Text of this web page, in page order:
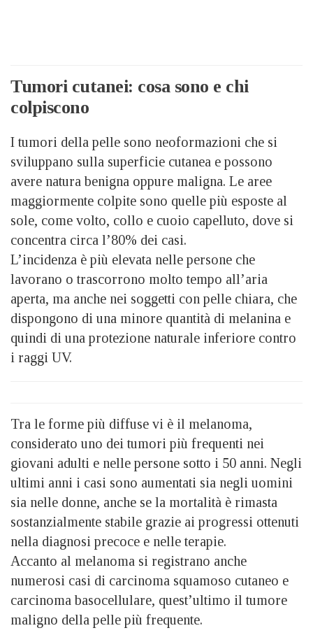
Tumori cutanei: cosa sono e chi
colpiscono
I tumori della pelle sono neoformazioni che si
sviluppano sulla superficie cutanea e possono
avere natura benigna oppure maligna. Le aree
maggiormente colpite sono quelle più esposte al
sole, come volto, collo e cuoio capelluto, dove si
concentra circa l’80% dei casi.
L’incidenza è più elevata nelle persone che
lavorano o trascorrono molto tempo all’aria
aperta, ma anche nei soggetti con pelle chiara, che
dispongono di una minore quantità di melanina e
quindi di una protezione naturale inferiore contro
i raggi UV.
Tra le forme più diffuse vi è il melanoma,
considerato uno dei tumori più frequenti nei
giovani adulti e nelle persone sotto i 50 anni. Negli
ultimi anni i casi sono aumentati sia negli uomini
sia nelle donne, anche se la mortalità è rimasta
sostanzialmente stabile grazie ai progressi ottenuti
nella diagnosi precoce e nelle terapie.
Accanto al melanoma si registrano anche
numerosi casi di carcinoma squamoso cutaneo e
carcinoma basocellulare, quest’ultimo il tumore
maligno della pelle più frequente.